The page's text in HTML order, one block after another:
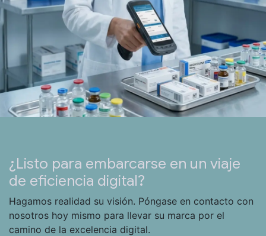
¿Listo para embarcarse en un viaje
de eficiencia digital?
Hagamos realidad su visión. Póngase en contacto con
nosotros hoy mismo para llevar su marca por el
camino de la excelencia digital.